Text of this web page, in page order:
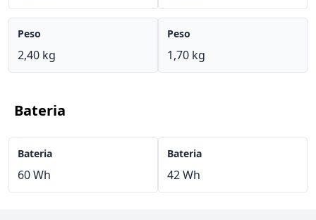
Peso
2,40 kg
Peso
1,70 kg
Bateria
Bateria
60 Wh
Bateria
42 Wh